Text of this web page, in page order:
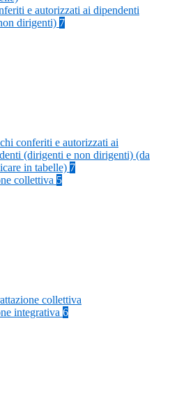
e autorizzati ai dipendenti
dirigenti) 7
conferiti e autorizzati ai
(dirigenti e non dirigenti) (da
in tabelle) 7
collettiva 5
collettiva
integrativa 6